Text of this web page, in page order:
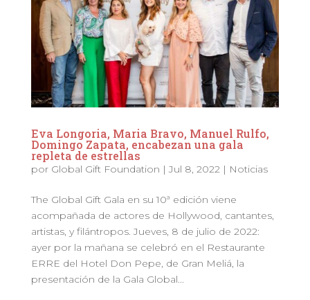
Eva Longoria, Maria Bravo, Manuel Rulfo,
Domingo Zapata, encabezan una gala
repleta de estrellas
por Global Gift Foundation |Jul 8, 2022| Noticias
The Global Gift Gala en su 10ª edición viene
acompañada de actores de Hollywood, cantantes,
artistas, y filántropos. Jueves, 8 de julio de 2022:
ayer por la mañana se celebró en el Restaurante
ERRE del Hotel Don Pepe, de Gran Meliá, la
presentación de la Gala Global...